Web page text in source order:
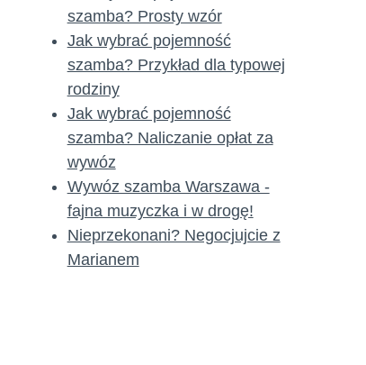
szamba? Prosty wzór
Jak wybrać pojemność
szamba? Przykład dla typowej
rodziny
Jak wybrać pojemność
szamba? Naliczanie opłat za
wywóz
Wywóz szamba Warszawa -
fajna muzyczka i w drogę!
Nieprzekonani? Negocjujcie z
Marianem